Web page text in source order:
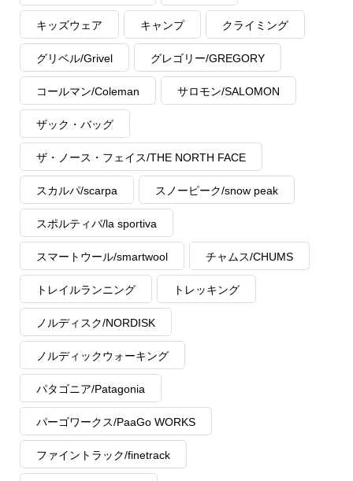
キッズウェア キャンプ クライミング
グリベル/Grivel グレゴリー/GREGORY
コールマン/Coleman サロモン/SALOMON
ザック・バッグ
ザ・ノース・フェイス/THE NORTH FACE
スカルパ/scarpa スノーピーク/snow peak
スポルティバ/la sportiva
スマートウール/smartwool チャムス/CHUMS
トレイルランニング トレッキング
ノルディスク/NORDISK
ノルディックウォーキング
パタゴニア/Patagonia
パーゴワークス/PaaGo WORKS
ファイントラック/finetrack